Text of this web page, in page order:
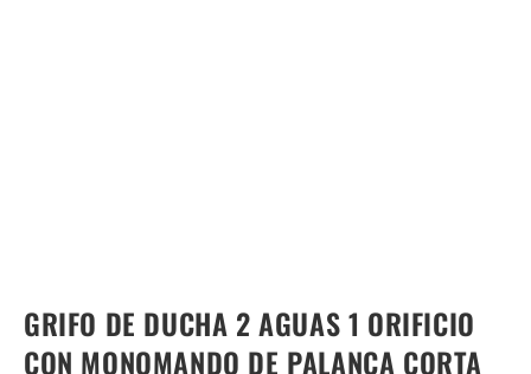
GRIFO DE DUCHA 2 AGUAS 1 ORIFICIO
CON MONOMANDO DE PALANCA CORTA